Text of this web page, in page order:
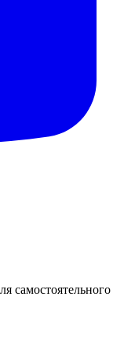
самостоятельного